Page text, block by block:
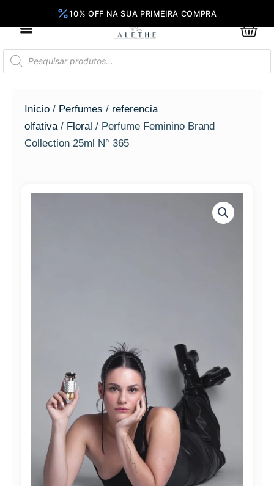
conteúdo
Pesquisar
produtos
Início / Perfumes / referencia
olfativa / Floral / Perfume Feminino Brand
Collection 25ml N° 365